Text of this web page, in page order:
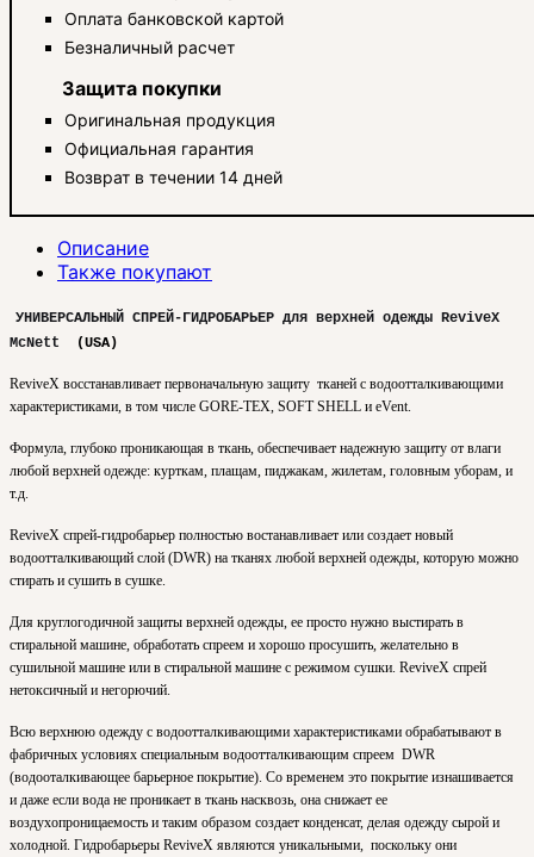
Оплата банковской картой
Безналичный расчет
Защита покупки
Оригинальная продукция
Официальная гарантия
Возврат в течении 14 дней
Описание
Также покупают
УНИВЕРСАЛЬНЫЙ СПРЕЙ-ГИДРОБАРЬЕР для верхней одежды ReviveX
McNett (USA)
ReviveX восстанавливает первоначальную защиту тканей с водоотталкивающими
характеристиками, в том числе GORE-TEX, SOFT SHELL и eVent.
Формула, глубоко проникающая в ткань, обеспечивает надежную защиту от влаги
любой верхней одежде: курткам, плащам, пиджакам, жилетам, головным уборам, и
т.д.
ReviveX спрей-гидробарьер полностью востанавливает или создает новый
водоотталкивающий слой (DWR) на тканях любой верхней одежды, которую можно
стирать и сушить в сушке.
Для круглогодичной защиты верхней одежды, ее просто нужно выстирать в
стиральной машине, обработать спреем и хорошо просушить, желательно в
сушильной машине или в стиральной машине с режимом сушки. ReviveX спрей
нетоксичный и негорючий.
Всю верхнюю одежду с водоотталкивающими характеристиками обрабатывают в
фабричных условиях специальным водоотталкивающим спреем DWR
(водооталкивающее барьерное покрытие). Со временем это покрытие изнашивается
и даже если вода не проникает в ткань насквозь, она снижает ее
воздухопроницаемость и таким образом создает конденсат, делая одежду сырой и
холодной. Гидробарьеры ReviveX являются уникальными, поскольку они